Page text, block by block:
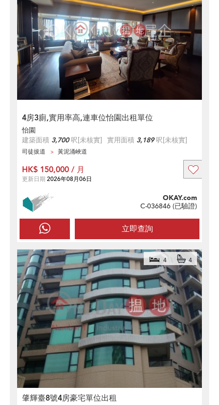
4房3廁,實用率高,連車位怡園出租單位
怡園
建築面積 3,700呎[未核實] 實用面積 3,189呎[未核實]
司徒拔道 黃泥涌峽道
立即查詢
OKAY.com
C-036846 (已驗證)
HK$ 150,000 / 月
更新日期 2026年08月06日
肇輝臺8號4房豪宅單位出租
4 4